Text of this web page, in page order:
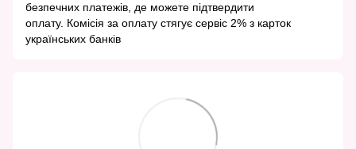
безпечних платежів, де можете підтвердити
оплату. Комісія за оплату стягує сервіс 2% з карток
українських банків